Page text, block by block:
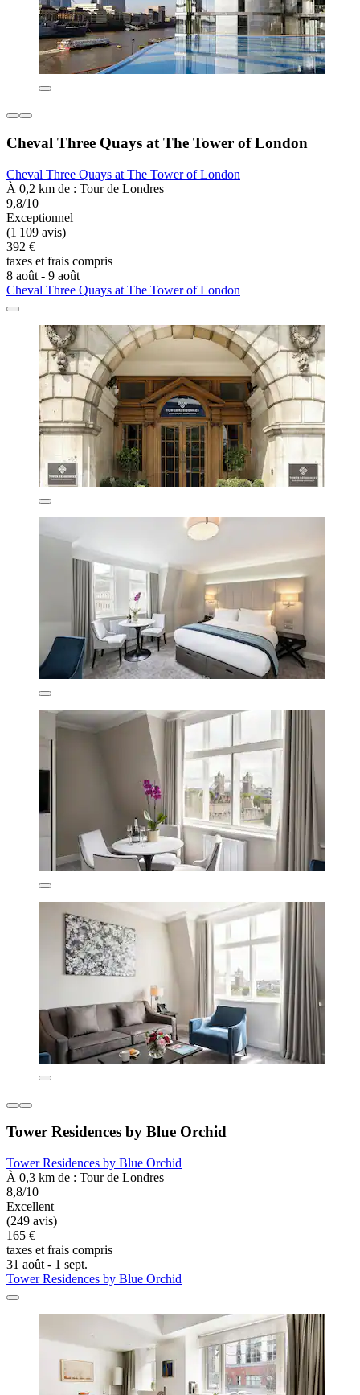
Cheval Three Quays at The Tower of London
Cheval Three Quays at The Tower of London
À 0,2 km de : Tour de Londres
9,8/10
Exceptionnel
(1 109 avis)
392 €
taxes et frais compris
8 août - 9 août
Cheval Three Quays at The Tower of London
Tower Residences by Blue Orchid
Tower Residences by Blue Orchid
À 0,3 km de : Tour de Londres
8,8/10
Excellent
(249 avis)
165 €
taxes et frais compris
31 août - 1 sept.
Tower Residences by Blue Orchid